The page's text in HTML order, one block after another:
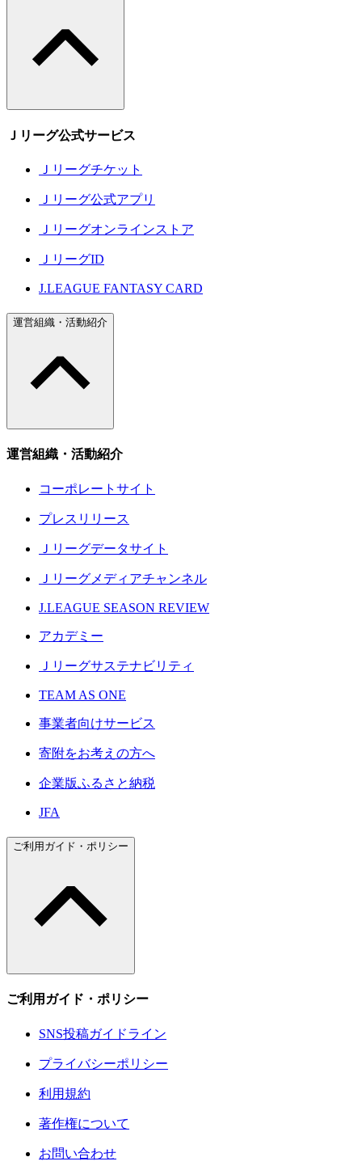
Ｊリーグ公式サービス
Ｊリーグチケット
Ｊリーグ公式アプリ
Ｊリーグオンラインストア
ＪリーグID
J.LEAGUE FANTASY CARD
運営組織・活動紹介
運営組織・活動紹介
コーポレートサイト
プレスリリース
Ｊリーグデータサイト
Ｊリーグメディアチャンネル
J.LEAGUE SEASON REVIEW
アカデミー
Ｊリーグサステナビリティ
TEAM AS ONE
事業者向けサービス
寄附をお考えの方へ
企業版ふるさと納税
JFA
ご利用ガイド・ポリシー
ご利用ガイド・ポリシー
SNS投稿ガイドライン
プライバシーポリシー
利用規約
著作権について
お問い合わせ